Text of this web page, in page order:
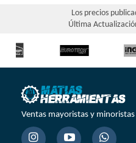
Los precios
Última
Ventas mayoristas y minoristas